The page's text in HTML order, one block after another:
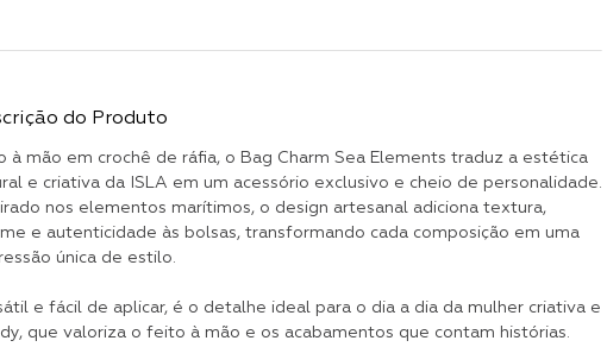
do Produto
à mão em crochê de ráfia, o Bag Charm Sea Elements traduz a estética
e criativa da ISLA em um acessório exclusivo e cheio de personalidade.
nos elementos marítimos, o design artesanal adiciona textura,
e autenticidade às bolsas, transformando cada composição em uma
única de estilo.
e fácil de aplicar, é o detalhe ideal para o dia a dia da mulher criativa e
que valoriza o feito à mão e os acabamentos que contam histórias.